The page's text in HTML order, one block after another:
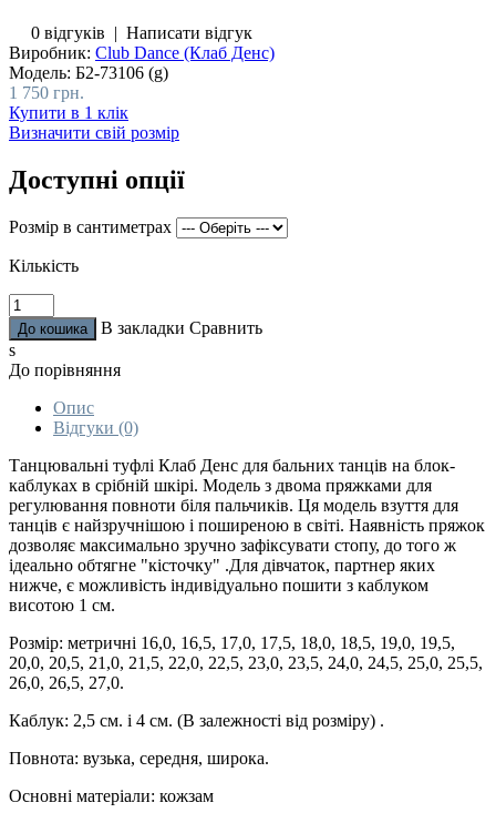
0 відгуків | Написати відгук
Виробник: Club Dance (Клаб Денс)
Модель: Б2-73106 (g)
1 750 грн.
Купити в 1 клік
Визначити свій розмір
Доступні опції
Розмір в сантиметрах
Кількість
В закладки Сравнить
s
До порівняння
Опис
Відгуки (0)
Танцювальні туфлі Клаб Денс для бальних танців на блок-
каблуках в срібній шкірі. Модель з двома пряжками для
регулювання повноти біля пальчиків. Ця модель взуття для
танців є найзручнішою і поширеною в світі. Наявність пряжок
дозволяє максимально зручно зафіксувати стопу, до того ж
ідеально обтягне "кісточку" .Для дівчаток, партнер яких
нижче, є можливість індивідуально пошити з каблуком
висотою 1 см.
Розмір: метричні 16,0, 16,5, 17,0, 17,5, 18,0, 18,5, 19,0, 19,5,
20,0, 20,5, 21,0, 21,5, 22,0, 22,5, 23,0, 23,5, 24,0, 24,5, 25,0, 25,5,
26,0, 26,5, 27,0.
Каблук: 2,5 см. і 4 см. (В залежності від розміру) .
Повнота: вузька, середня, широка.
Основні матеріали: кожзам